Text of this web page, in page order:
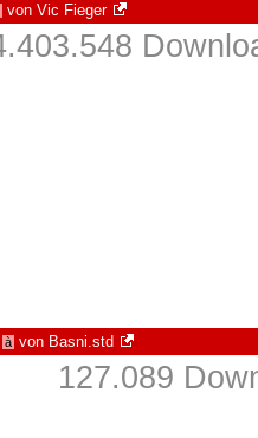
von Vic Fieger
à von Basni.std
127.089